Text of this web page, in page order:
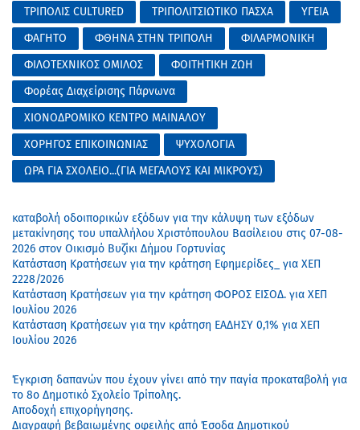
ΤΡΙΠΟΛΙΣ CULTURED
ΤΡΙΠΟΛΙΤΣΙΩΤΙΚΟ ΠΑΣΧΑ
ΥΓΕΙΑ
ΦΑΓΗΤΟ
ΦΘΗΝΑ ΣΤΗΝ ΤΡΙΠΟΛΗ
ΦΙΛΑΡΜΟΝΙΚΗ
ΦΙΛΟΤΕΧΝΙΚΟΣ ΟΜΙΛΟΣ
ΦΟΙΤΗΤΙΚΗ ΖΩΗ
Φορέας Διαχείρισης Πάρνωνα
ΧΙΟΝΟΔΡΟΜΙΚΟ ΚΕΝΤΡΟ ΜΑΙΝΑΛΟΥ
ΧΟΡΗΓΟΣ ΕΠΙΚΟΙΝΩΝΙΑΣ
ΨΥΧΟΛΟΓΙΑ
ΩΡΑ ΓΙΑ ΣΧΟΛΕΙΟ...(ΓΙΑ ΜΕΓΑΛΟΥΣ ΚΑΙ ΜΙΚΡΟΥΣ)
καταβολή οδοιπορικών εξόδων για την κάλυψη των εξόδων
μετακίνησης του υπαλλήλου Χριστόπουλου Βασίλειου στις 07-08-
2026 στον Οικισμό Βυζίκι Δήμου Γορτυνίας
Κατάσταση Κρατήσεων για την κράτηση Εφημερίδες_ για ΧΕΠ
2228/2026
Κατάσταση Κρατήσεων για την κράτηση ΦΟΡΟΣ ΕΙΣΟΔ. για ΧΕΠ
Ιουλίου 2026
Κατάσταση Κρατήσεων για την κράτηση ΕΑΔΗΣΥ 0,1% για ΧΕΠ
Ιουλίου 2026
Έγκριση δαπανών που έχουν γίνει από την παγία προκαταβολή για
το 8ο Δημοτικό Σχολείο Τρίπολης.
Αποδοχή επιχορήγησης.
Διαγραφή βεβαιωμένης οφειλής από Έσοδα Δημοτικού